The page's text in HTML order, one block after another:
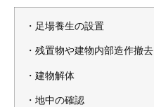
・ 足場養生の設置
・残置物や建物内部造作撤去
・建物解体
・地中の確認